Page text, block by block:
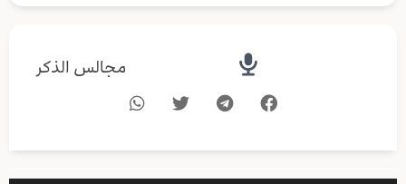
مجالس الذكر